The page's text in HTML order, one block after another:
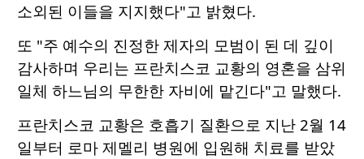
소외된 이들을 지지했다"고 밝혔다.
또 "주 예수의 진정한 제자의 모범이 된 데 깊이
감사하며 우리는 프란치스코 교황의 영혼을 삼위
일체 하느님의 무한한 자비에 맡긴다"고 말했다.
프란치스코 교황은 호흡기 질환으로 지난 2월 14
일부터 로마 제멜리 병원에 입원해 치료를 받았